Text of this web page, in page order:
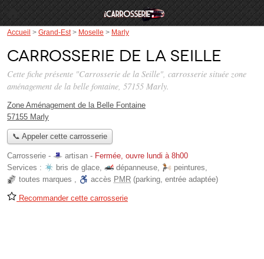
Accueil > Grand-Est> Moselle > Marly
Carrosserie de la Seille
Cette fiche présente "Carrosserie de la Seille", carrosserie située zone
aménagement de la belle fontaine, 57155 Marly.
Zone Aménagement de la Belle Fontaine
57155 Marly
📞 Appeler cette carrosserie
Carrosserie - artisan - Fermée, ouvre lundi à 8h00
Services :
bris de glace, dépanneuse, peintures,
toutes marques , accès PMR (parking, entrée adaptée)
Recommander cette carrosserie